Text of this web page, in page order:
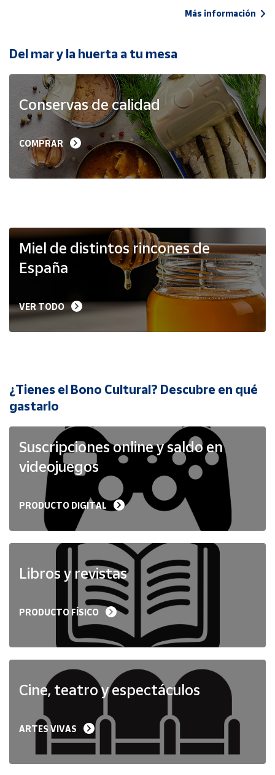
de Correos
Market
Productos
Solidarios
Ayuda
Vendedores
Mapa de
Hazte
vendedor
Cuenta
Ubicación
Península
Baleares
Melilla
Más información
Del mar y la huerta a tu mesa
Conservas de calidad
COMPRAR
Miel de distintos rincones de
España
VER TODO
¿Tienes el Bono Cultural? Descubre en qué
gastarlo
Suscripciones online y saldo en
videojuegos
PRODUCTO DIGITAL
Libros y revistas
PRODUCTO FÍSICO
Cine, teatro y espectáculos
ARTES VIVAS